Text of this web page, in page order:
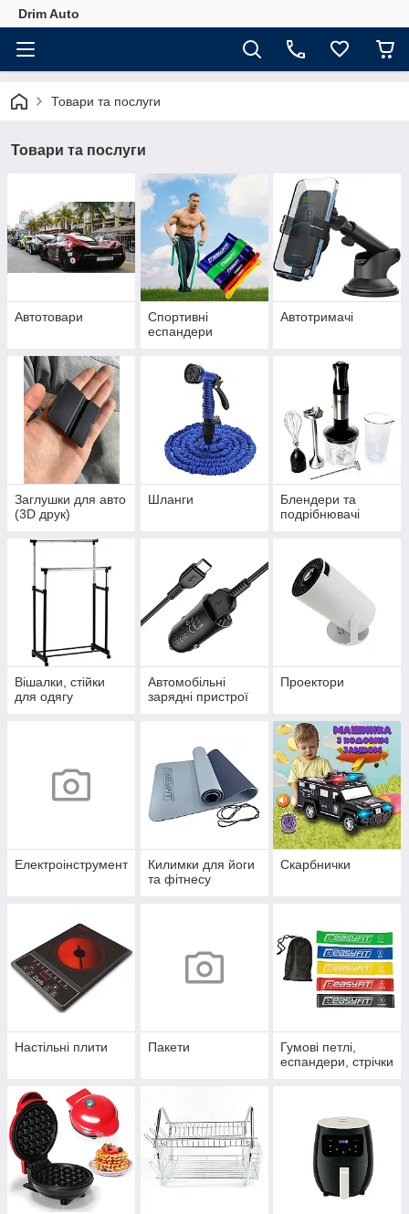
Drim Auto
Товари та послуги
Товари та послуги
Автотовари
Спортивні
еспандери
Автотримачі
Заглушки для авто
(3D друк)
Шланги
Блендери та
подрібнювачі
Вішалки, стійки
для одягу
Автомобільні
зарядні пристрої
Проектори
Електроінструмент
Килимки для йоги
та фітнесу
Скарбнички
Настільні плити Пакети
Гумові петлі,
еспандери, стрічки